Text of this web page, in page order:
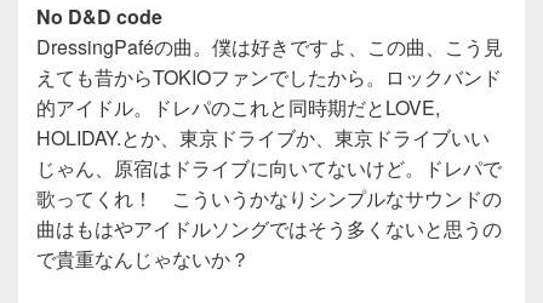
No D&D code
DressingPaféの曲。僕は好きですよ、この曲、こう見
えても昔からTOKIOファンでしたから。ロックバンド
的アイドル。ドレパのこれと同時期だとLOVE,
HOLIDAY.とか、東京ドライブか、東京ドライブいい
じゃん、原宿はドライブに向いてないけど。ドレパで
歌ってくれ！ こういうかなりシンプルなサウンドの
曲はもはやアイドルソングではそう多くないと思うの
で貴重なんじゃないか？